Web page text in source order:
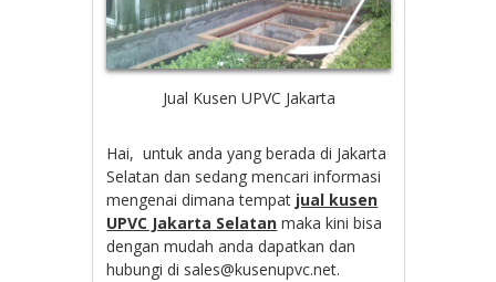
Jual Kusen UPVC Jakarta
Hai, untuk anda yang berada di Jakarta
Selatan dan sedang mencari informasi
mengenai dimana tempat jual kusen
UPVC Jakarta Selatan maka kini bisa
dengan mudah anda dapatkan dan
hubungi di sales@kusenupvc.net.